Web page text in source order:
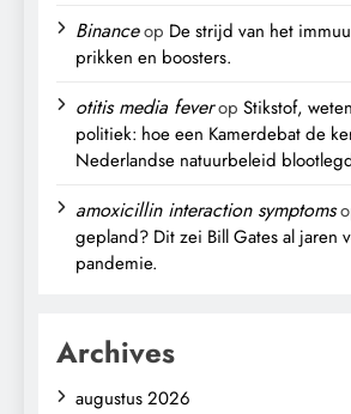
Binanceop De strijd van het
prikken en boosters.
otitis media feverop Stikstof,
politiek: hoe een Kamerdebat de
Nederlandse natuurbeleid
amoxicillin interaction symptoms
gepland? Dit zei Bill Gates al jaren
pandemie.
Archives
augustus 2026